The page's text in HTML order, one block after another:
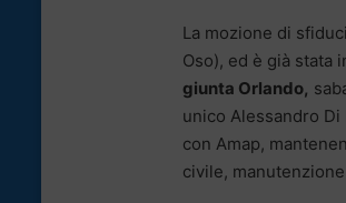
La mozione di
Oso), ed è già stata
giunta Orlando,
unico Alessandro
con Amap,
civile,